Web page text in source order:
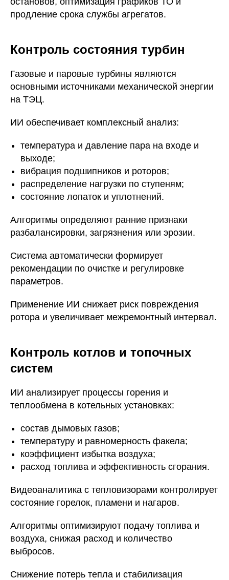
продление срока службы агрегатов.
Контроль состояния турбин
Газовые и паровые турбины являются
основными источниками механической энергии
на ТЭЦ.
ИИ обеспечивает комплексный анализ:
температура и давление пара на входе и
выходе;
вибрация подшипников и роторов;
распределение нагрузки по ступеням;
состояние лопаток и уплотнений.
Алгоритмы определяют ранние признаки
разбалансировки, загрязнения или эрозии.
Система автоматически формирует
рекомендации по очистке и регулировке
параметров.
Применение ИИ снижает риск повреждения
ротора и увеличивает межремонтный интервал.
Контроль котлов и топочных
систем
ИИ анализирует процессы горения и
теплообмена в котельных установках:
состав дымовых газов;
температуру и равномерность факела;
коэффициент избытка воздуха;
расход топлива и эффективность сгорания.
Видеоаналитика с тепловизорами контролирует
состояние горелок, пламени и нагаров.
Алгоритмы оптимизируют подачу топлива и
воздуха, снижая расход и количество
выбросов.
Снижение потерь тепла и стабилизация